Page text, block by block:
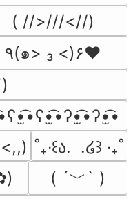
( //>///<//)
٩(๑> ₃ <)۶♥
˚₊‧꒰ა.  .໒꒱ ‧₊˚
( ´﹀` )